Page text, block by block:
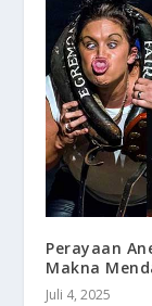
Perayaan
Makna
Juli 4, 2025